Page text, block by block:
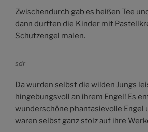
Zwischendurch gab es heißen Tee
dann durften die Kinder mit
Schutzengel malen.
sdr
Da wurden selbst die wilden Jungs
hingebungsvoll an ihrem Engel! Es
wunderschöne phantasievolle Engel
waren selbst ganz stolz auf ihre